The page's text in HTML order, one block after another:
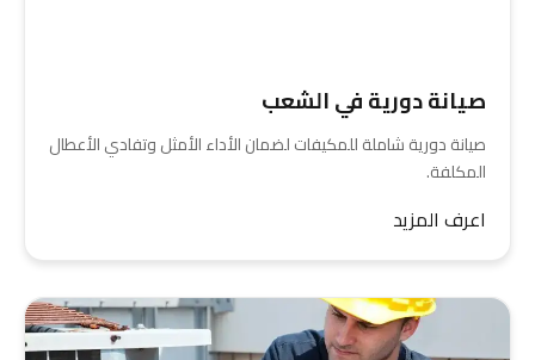
صيانة دورية في الشعب
صيانة دورية شاملة للمكيفات لضمان الأداء الأمثل وتفادي الأعطال
المكلفة.
اعرف المزيد